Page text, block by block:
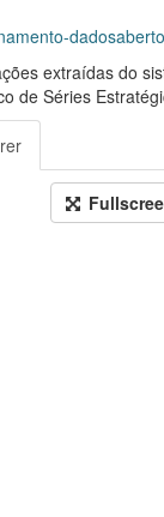
Grupos_de_dados/
extraídas do
de Séries